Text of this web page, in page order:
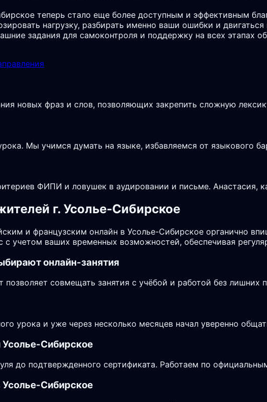
теперь стало еще более доступным и эффективным
нагрузку, разбирать именно ваши ошибки и
задания для самоконтроля и поддержку на всех этапах
новых фраз и слов, позволяющих закрепить сложную
Мы учимся думать на языке, избавляемся от языкового
ФИПИ и ловушек в аудировании и письме. Анастасия,
г. Усолье-Сибирское
и французским онлайн в Усолье-Сибирское органично
с учетом ваших временных возможностей, обеспечивая
онлайн-занятия
совмещать занятия с учёбой и работой без лишних
урока и уже через несколько месяцев начал уверенно
Сибирское
до подтвержденного сертификата. Работаем по
Усолье-Сибирское